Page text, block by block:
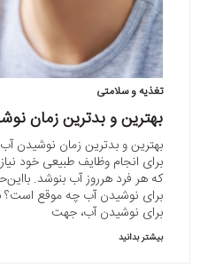
تغذیه و سلامتی
بهترین و بدترین زمان
بهترین و بدترین زمان نوشیدن
برای انجام وظایف طبیعی خود نیاز
که هر فرد هرروز آب بنوشد.
برای نوشیدن آب چه موقع است؟
برای نوشیدن آب، جهت
بیشتر بدانید